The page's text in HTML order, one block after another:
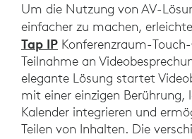
Um die Nutzung von AV-
einfacher zu machen,
Tap IP Konferenzraum-
Teilnahme an
elegante Lösung startet
mit einer einzigen Berührung,
Kalender integrieren und
Teilen von Inhalten. Die